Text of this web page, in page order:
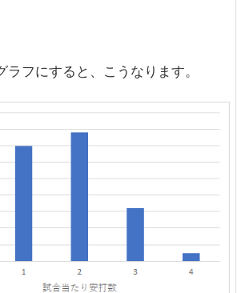
フにすると、こうなります。